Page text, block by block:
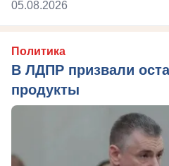
05.08.2026
Политика
В ЛДПР призвали
продукты